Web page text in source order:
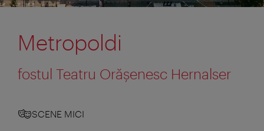
Metropoldi
fostul Teatru Orăşenesc Hernalser
SCENE MICI